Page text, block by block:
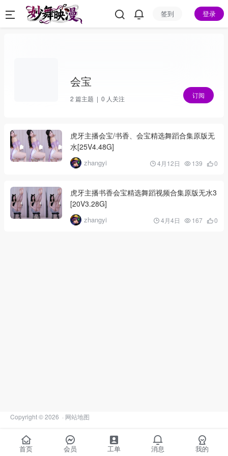
签到 登录
会宝
2 篇主题 | 0 人关注 订阅
虎牙主播会宝/书香、会宝精选舞蹈合集原版无
水[25V4.48G]
zhangyi 4月12日 139 0
虎牙主播书香会宝精选舞蹈视频合集原版无水3
[20V3.28G]
zhangyi 4月4日 167 0
Copyright © 2026 · 网站地图
首页 会员 工单 消息 我的